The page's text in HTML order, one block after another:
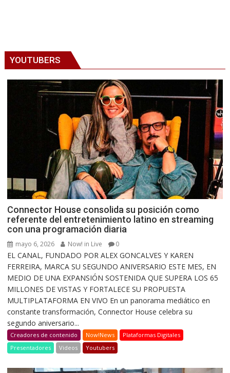
YOUTUBERS
Connector House consolida su posición como
referente del entretenimiento latino en streaming
con una programación diaria
mayo 6, 2026 Now! in Live 0
EL CANAL, FUNDADO POR ALEX GONCALVES Y KAREN
FERREIRA, MARCA SU SEGUNDO ANIVERSARIO ESTE MES, EN
MEDIO DE UNA EXPANSIÓN SOSTENIDA QUE SUPERA LOS 65
MILLONES DE VISTAS Y FORTALECE SU PROPUESTA
MULTIPLATAFORMA EN VIVO En un panorama mediático en
constante transformación, Connector House celebra su
segundo aniversario...
Creadores de contenido Now!News
Plataformas Digitales
Presentadores
Videos Youtubers